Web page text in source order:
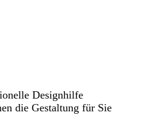
Designhilfe
die Gestaltung für Sie